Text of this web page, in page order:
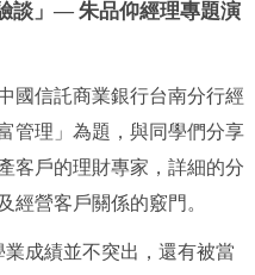
談」— 朱品仰經理專題演
國信託商業銀行台南分行經
管理」為題，與同學們分享
客戶的理財專家，詳細的分
經營客戶關係的竅門。
成績並不突出，還有被當